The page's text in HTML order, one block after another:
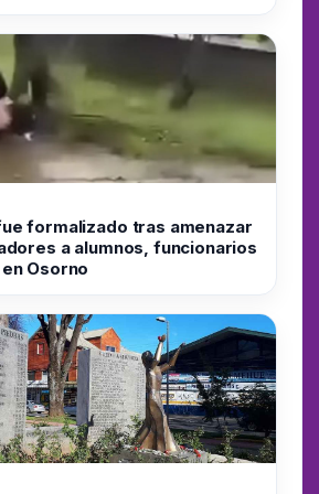
formalizado tras amenazar
a alumnos, funcionarios
Osorno